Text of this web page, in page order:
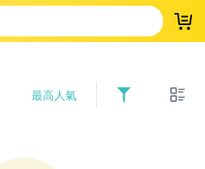
登
最高人氣